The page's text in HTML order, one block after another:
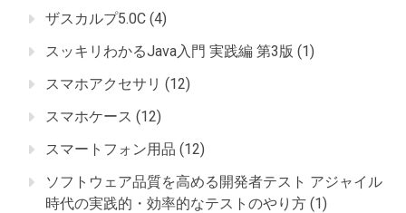
ザスカルプ5.0C (4)
スッキリわかるJava入門 実践編 第3版 (1)
スマホアクセサリ (12)
スマホケース (12)
スマートフォン用品 (12)
ソフトウェア品質を高める開発者テスト アジャイル
時代の実践的・効率的なテストのやり方 (1)